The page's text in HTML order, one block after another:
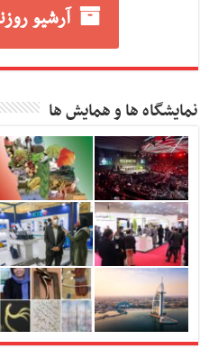
آرشیو
نمایشگاه ها و همایش ها